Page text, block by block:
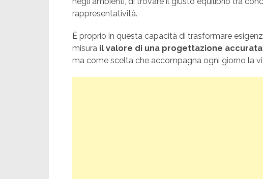
rappresentatività.
È proprio in questa capacità di trasformare
misura il valore di una progettazione accurata
ma come scelta che accompagna ogni giorno la